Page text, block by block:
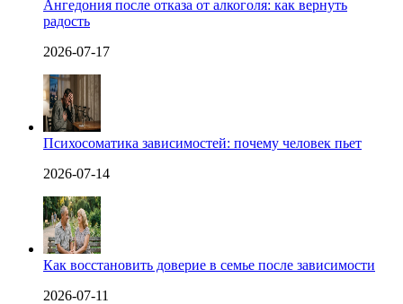
Ангедония после отказа от алкоголя: как вернуть
радость
2026-07-17
Психосоматика зависимостей: почему человек пьет
2026-07-14
Как восстановить доверие в семье после зависимости
2026-07-11